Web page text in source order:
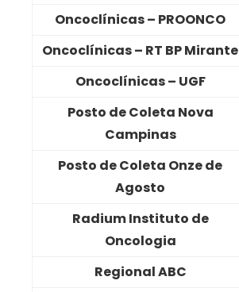
Oncoclínicas – PROONCO
Oncoclínicas – RT BP Mirante
Oncoclínicas – UGF
Posto de Coleta Nova
Campinas
Posto de Coleta Onze de
Agosto
Radium Instituto de
Oncologia
Regional ABC